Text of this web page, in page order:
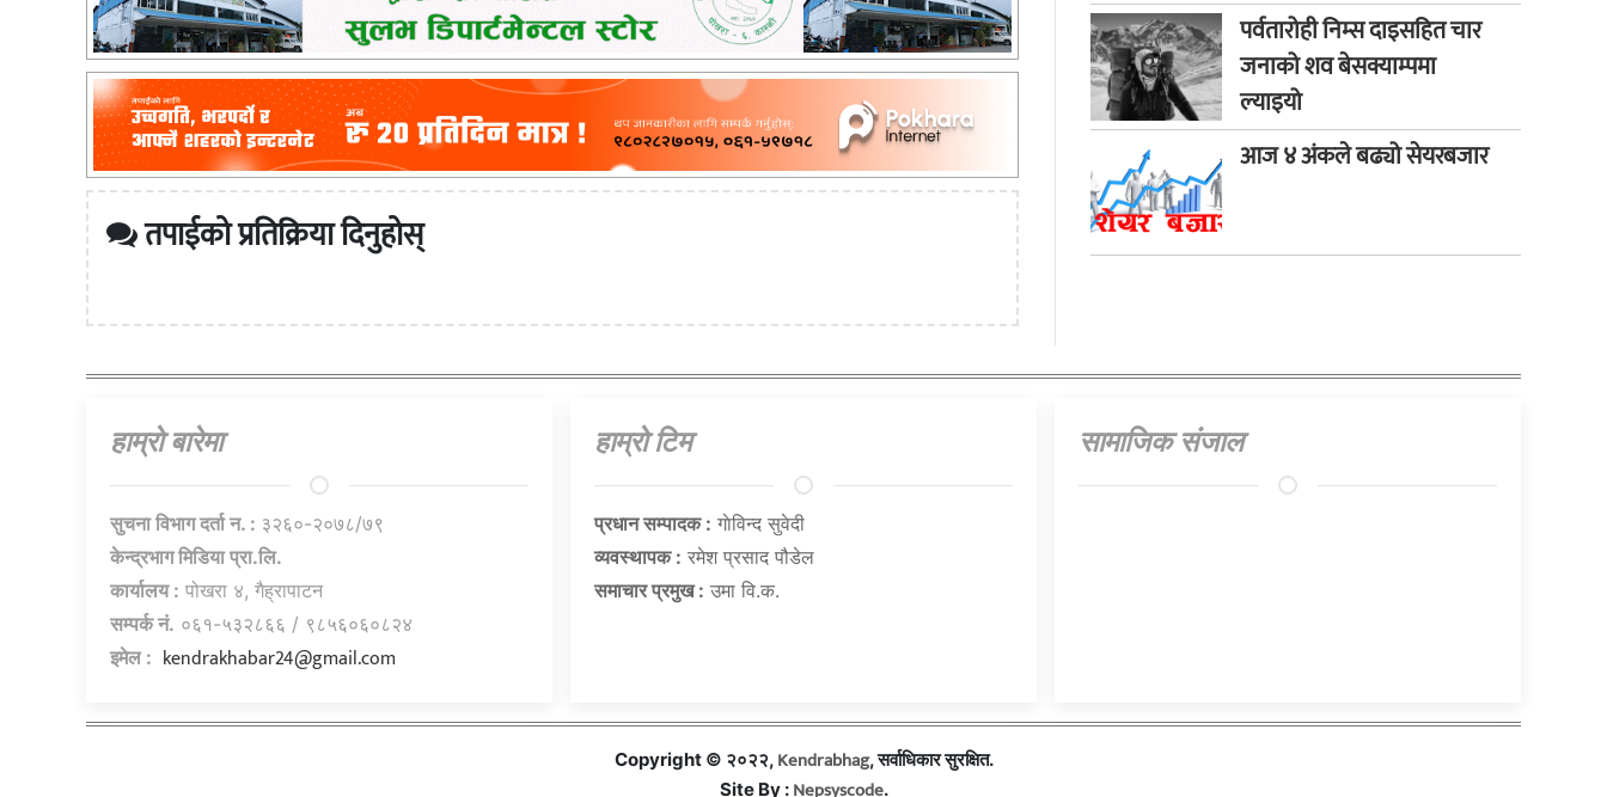
तपाईको प्रतिक्रिया दिनुहोस्
पर्वतारोही निम्स दाइसहित चार
जनाको शव बेसक्याम्पमा
ल्याइयो
आज ४ अंकले बढ्यो सेयरबजार
हाम्राे बारेमा
सुचना विभाग दर्ता न. : ३२६०-२०७८/७९
केन्द्रभाग मिडिया प्रा.लि.
कार्यालय : पोखरा ४, गैह्रापाटन
सम्पर्क नं. ०६१-५३२८६६ / ९८५६०६०८२४
इमेल : kendrakhabar24@gmail.com
हाम्राे टिम
प्रधान सम्पादक : गाेविन्द सुवेदी
व्यवस्थापक : रमेश प्रसाद पौडेल
समाचार प्रमुख : उमा वि.क.
सामाजिक संजाल
Copyright © २०२२, Kendrabhag, सर्वाधिकार सुरक्षित.
Site By : Nepsyscode.